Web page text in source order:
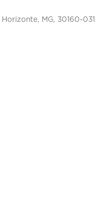
MG, 30160-031